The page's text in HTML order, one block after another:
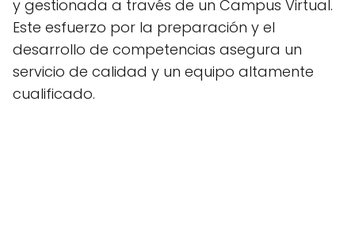
y gestionada a través de un Campus Virtual.
Este esfuerzo por la preparación y el
desarrollo de competencias asegura un
servicio de calidad y un equipo altamente
cualificado.